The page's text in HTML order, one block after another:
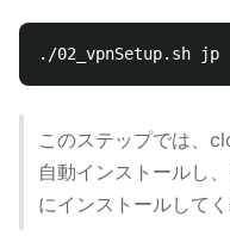
このステップでは、
自動インストールし
にインストールして